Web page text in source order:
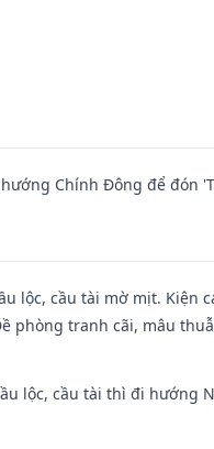
Chính Đông để đón
lộc, cầu tài mờ mịt. Kiện
tranh cãi, mâu
lộc, cầu tài thì đi hướng